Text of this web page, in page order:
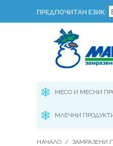
ПРЕДПОЧИТАН ЕЗИК:
МЕСО И МЕСНИ
МЛЕЧНИ
НАЧАЛО / ЗАМРАЗЕНИ